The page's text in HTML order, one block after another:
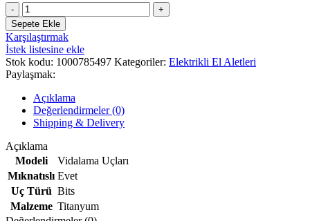
DEWALT
DT71563-
QZ
100
PARÇA
UÇ
SETI
adet
Sepete Ekle
Karşılaştırmak
İstek listesine ekle
Stok kodu: 1000785497 Kategoriler: Elektrikli El Aletleri
Paylaşmak:
Açıklama
Değerlendirmeler (0)
Shipping & Delivery
Açıklama
Modeli
Vidalama Uçları
Mıknatıslı Evet
Uç Türü Bits
Malzeme Titanyum